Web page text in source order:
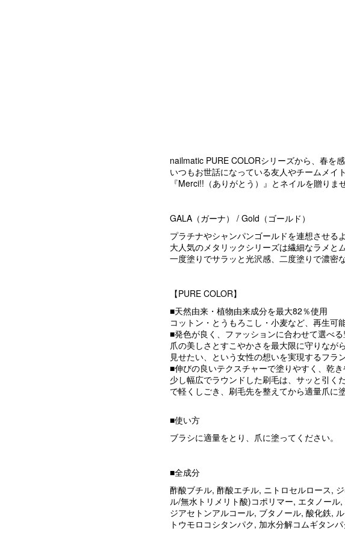
nailmatic PURE COLORシリーズから、春を
いつもお世話になっている友人やチームメイ
『Merci!!（ありがとう）』とネイルを贈りま
GALA（ガーナ） / Gold（ゴールド）
プラチナやシャンパンゴールドを連想させる
大人気のメタリックシリーズは繊細なラメと
一度塗りでサラッと光沢感、二度塗りで濃密
【PURE COLOR】
■天然由来・植物由来成分を最大82％使用
コットン・とうもろこし・小麦など、再生可
■発色が良く、ファッションに合わせて選べ
爪の美しさとすこやかさを最大限に守りなが
見せたい、という女性の想いを実現するフラ
■伸びの良いテクスチャーで塗りやすく、乾
少し幅広でラウンドした刷毛は、サッと引く
で軽くしごき、刷毛先を整えてから適量爪に
■使い方
ブラシに適量をとり、爪に塗ってください。
■全成分
酢酸ブチル, 酢酸エチル, ニトロセルロース,
ル/無水トリメリト酸)コポリマー, エタノー
ジアセトンアルコール, ブタノール, 酸化鉄,
トウモロコシタンパク, 加水分解コムギタン